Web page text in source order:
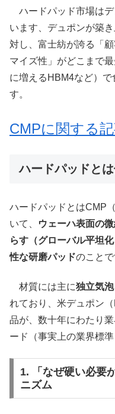
ハードパッド市場はデ
います、デュポンが築
対し、富士紡が誇る「
マイズ性」がどこまで
に増えるHBM4など）
す。
CMPに関する
ハードパッドと
ハードパッドとはCMP
いて、
ウェーハ表面の
らす（グローバル平坦
性な研磨パッドのこと
材質には主に独立気
れており、米デュポン
品が、数十年にわたり
ード（事実上の業界標
1. 「なぜ硬い必要
ニズム